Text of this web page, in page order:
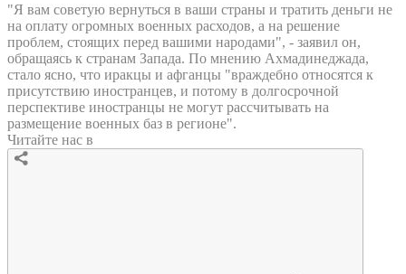
"Я вам советую вернуться в ваши страны и тратить деньги не
на оплату огромных военных расходов, а на решение
проблем, стоящих перед вашими народами", - заявил он,
обращаясь к странам Запада. По мнению Ахмадинеджада,
стало ясно, что иракцы и афганцы "враждебно относятся к
присутствию иностранцев, и потому в долгосрочной
перспективе иностранцы не могут рассчитывать на
размещение военных баз в регионе".
Читайте нас в